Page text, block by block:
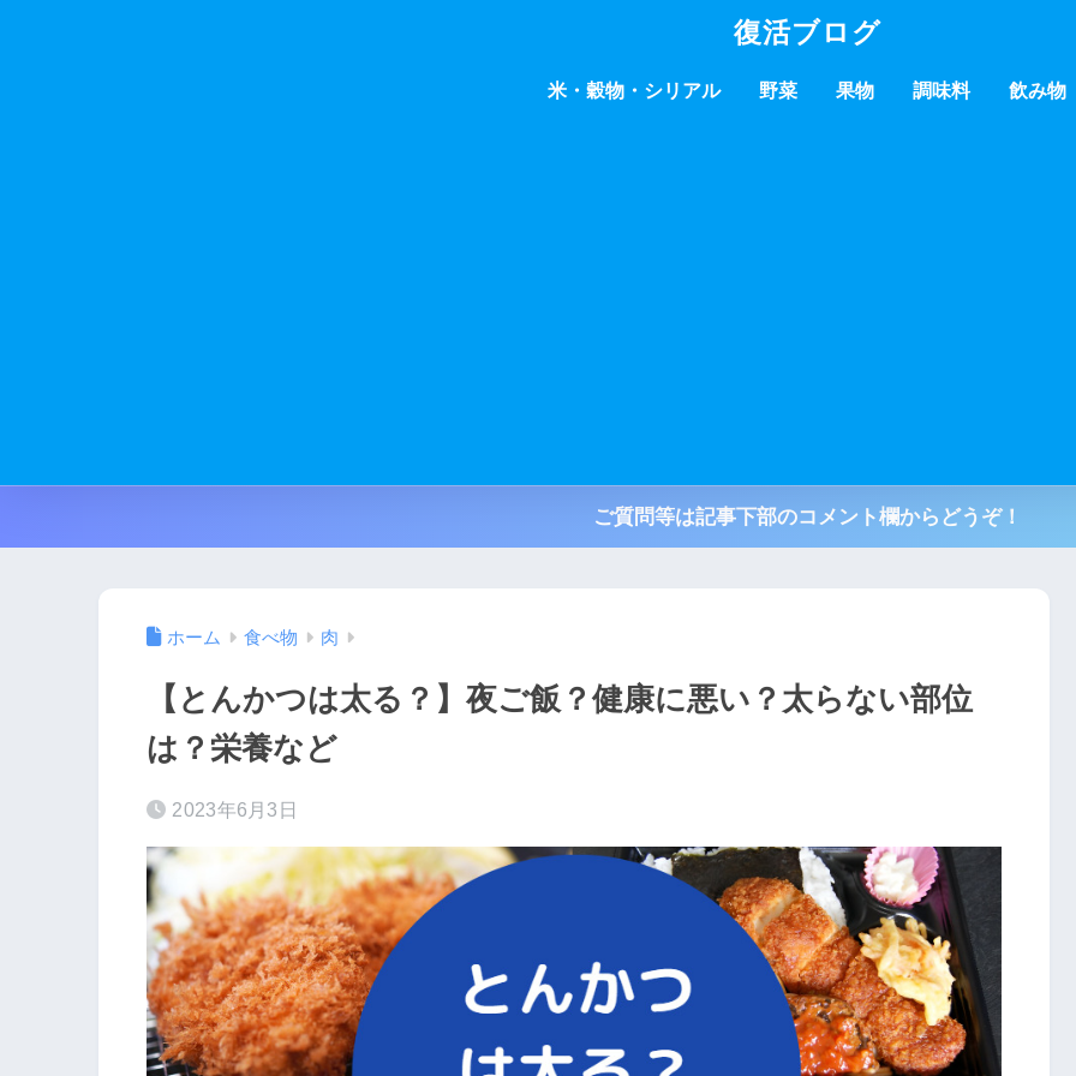
復活ブログ
米・穀物・シリアル 野菜 果物 調味料 飲み物
ご質問等は記事下部のコメント欄からどうぞ！
ホーム 食べ物 肉
【とんかつは太る？】夜ご飯？健康に悪い？太らない部位
は？栄養など
2023年6月3日